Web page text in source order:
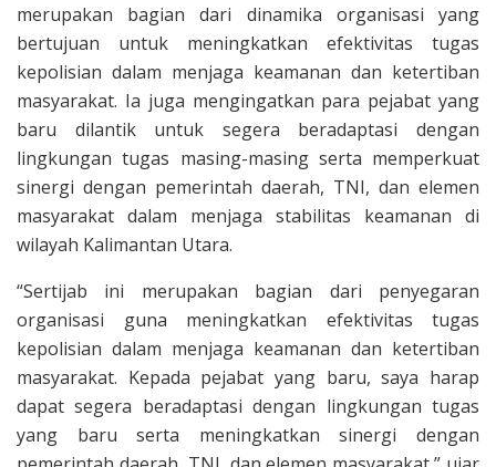
merupakan bagian dari dinamika organisasi yang
bertujuan untuk meningkatkan efektivitas tugas
kepolisian dalam menjaga keamanan dan ketertiban
masyarakat. Ia juga mengingatkan para pejabat yang
baru dilantik untuk segera beradaptasi dengan
lingkungan tugas masing-masing serta memperkuat
sinergi dengan pemerintah daerah, TNI, dan elemen
masyarakat dalam menjaga stabilitas keamanan di
wilayah Kalimantan Utara.
“Sertijab ini merupakan bagian dari penyegaran
organisasi guna meningkatkan efektivitas tugas
kepolisian dalam menjaga keamanan dan ketertiban
masyarakat. Kepada pejabat yang baru, saya harap
dapat segera beradaptasi dengan lingkungan tugas
yang baru serta meningkatkan sinergi dengan